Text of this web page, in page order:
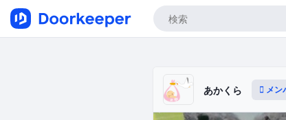
あかくら メン